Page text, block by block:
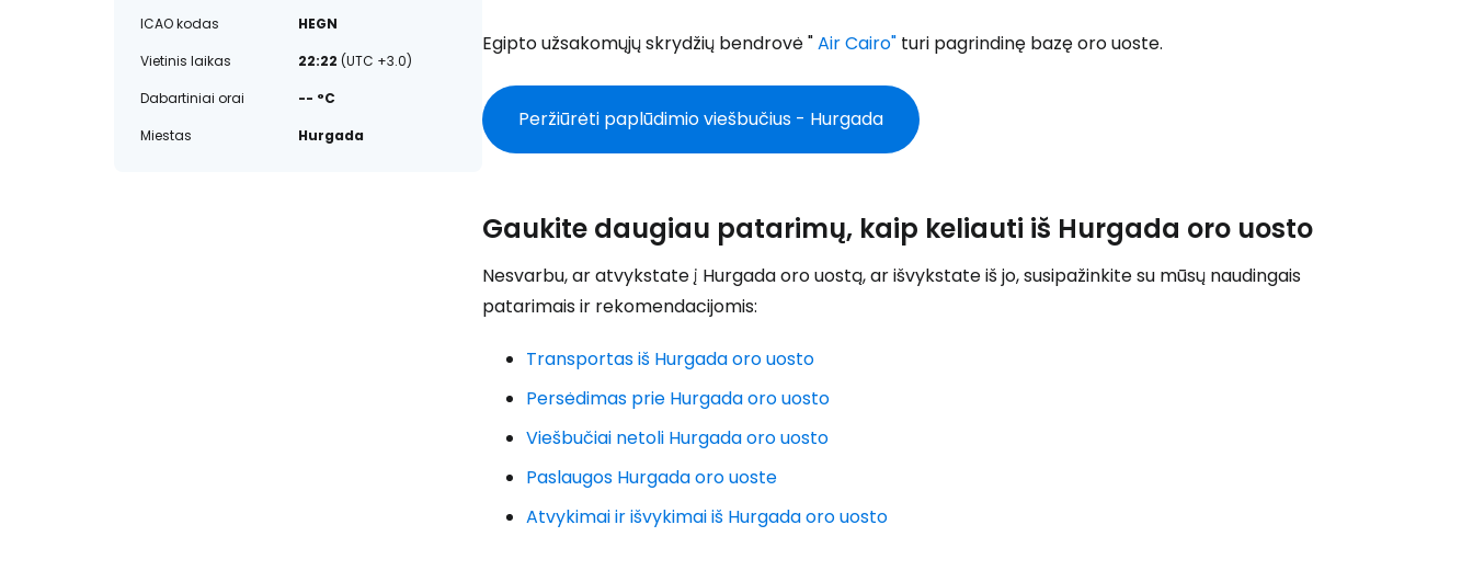
ICAO kodas
HEGN
Vietinis laikas
22:22 (UTC +3.0)
Dabartiniai orai
-- °C
Miestas
Hurgada
Egipto užsakomųjų skrydžių bendrovė "Air Cairo" turi pagrindinę bazę oro uoste.
Peržiūrėti paplūdimio viešbučius - Hurgada
Gaukite daugiau patarimų, kaip keliauti iš Hurgada oro uosto
Nesvarbu, ar atvykstate į Hurgada oro uostą, ar išvykstate iš jo, susipažinkite su mūsų naudingais
patarimais ir rekomendacijomis:
Transportas iš Hurgada oro uosto
Persėdimas prie Hurgada oro uosto
Viešbučiai netoli Hurgada oro uosto
Paslaugos Hurgada oro uoste
Atvykimai ir išvykimai iš Hurgada oro uosto